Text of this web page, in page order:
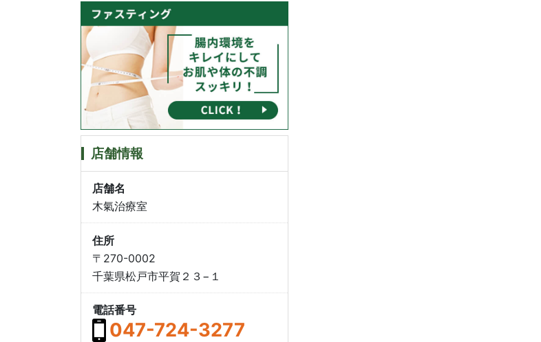
店舗情報
店舗名
木氣治療室
住所
〒270-0002
千葉県松戸市平賀２３−１
電話番号
047-724-3277